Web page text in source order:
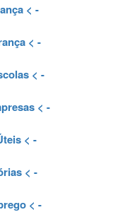
< -
< -
< -
< -
< -
< -
< -